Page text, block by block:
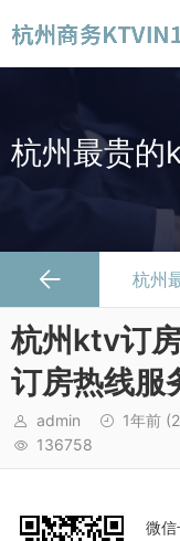
杭州最贵的
杭州
杭州ktv订
订房热线服
admin 1年前
136758
微信